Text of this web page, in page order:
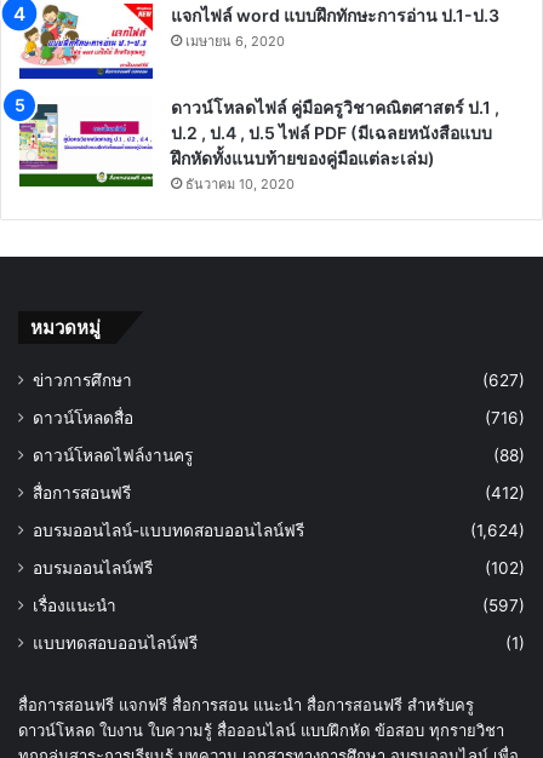
แจกไฟล์ word แบบฝึกทักษะการอ่าน ป.1-ป.3
เมษายน 6, 2020
ดาวน์โหลดไฟล์ คู่มือครูวิชาคณิตศาสตร์ ป.1 ,
ป.2 , ป.4 , ป.5 ไฟล์ PDF (มีเฉลยหนังสือแบบ
ฝึกหัดทั้งแนบท้ายของคู่มือแต่ละเล่ม)
ธันวาคม 10, 2020
หมวดหมู่
ข่าวการศึกษา
(627)
ดาวน์โหลดสื่อ
(716)
ดาวน์โหลดไฟล์งานครู
(88)
สื่อการสอนฟรี
(412)
อบรมออนไลน์-แบบทดสอบออนไลน์ฟรี
(1,624)
อบรมออนไลน์ฟรี
(102)
เรื่องแนะนำ
(597)
แบบทดสอบออนไลน์ฟรี
(1)
สื่อการสอนฟรี แจกฟรี สื่อการสอน แนะนำ สื่อการสอนฟรี สำหรับครู
ดาวน์โหลด ใบงาน ใบความรู้ สื่อออนไลน์ แบบฝึกหัด ข้อสอบ ทุกรายวิชา